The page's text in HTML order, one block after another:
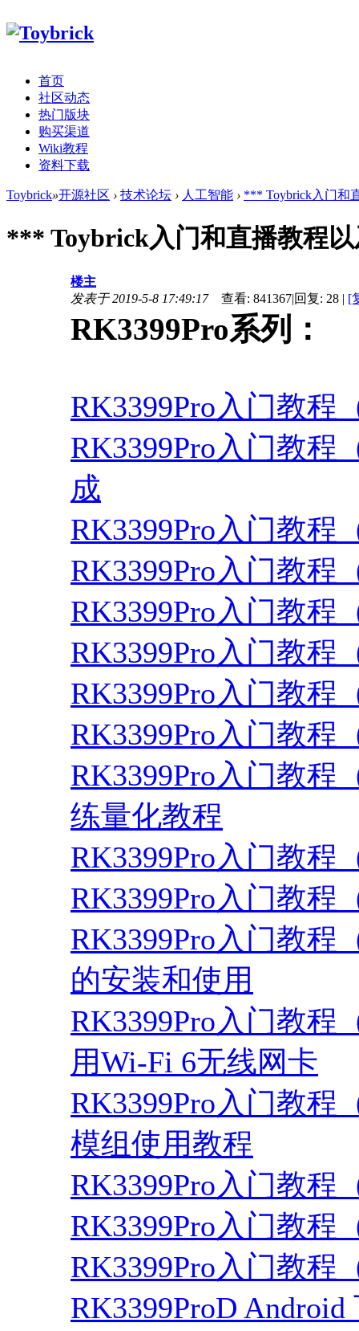
首页
社区动态
热门版块
购买渠道
Wiki教程
资料下载
Toybrick»开源社区 › 技术论坛 › 人工智能 › *** Toybrick入门和
*** Toybrick入门和直播教程
楼主
发表于 2019-5-8 17:49:17
查看: 841367|回复: 28 | [
RK3399Pro系列：
RK3399Pro入门教程
RK3399Pro入门教程
成
RK3399Pro入门教程
RK3399Pro入门教程
RK3399Pro入门教程
RK3399Pro入门教程
RK3399Pro入门教程
RK3399Pro入门教程
RK3399Pro入门教程
练量化教程
RK3399Pro入门教程
RK3399Pro入门教程
RK3399Pro入门教程
的安装和使用
RK3399Pro入门教程
用Wi-Fi 6无线网卡
RK3399Pro入门教程
模组使用教程
RK3399Pro入门教程
RK3399Pro入门教程
RK3399Pro入门教程
RK3399ProD Android